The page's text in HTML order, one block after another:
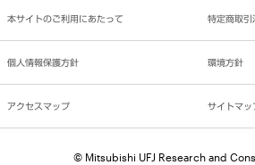
本サイトのご利用にあたって 特定商取引
個人情報保護方針 環境方針
アクセスマップ サイトマッ
© Mitsubishi UFJ Research and